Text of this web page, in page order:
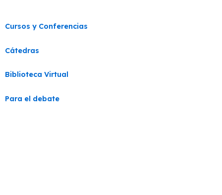
Cursos y Conferencias
Cátedras
Biblioteca Virtual
Para el debate